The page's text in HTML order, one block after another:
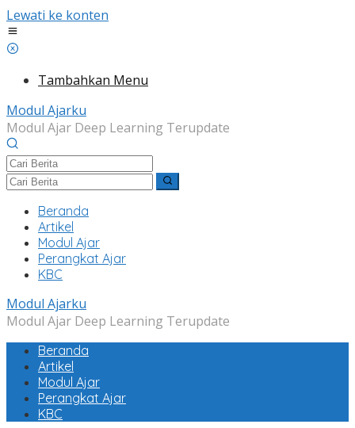
Lewati ke konten
Tambahkan Menu
Modul Ajarku
Modul Ajar Deep Learning Terupdate
Beranda
Artikel
Modul Ajar
Perangkat Ajar
KBC
Modul Ajarku
Modul Ajar Deep Learning Terupdate
Beranda
Artikel
Modul Ajar
Perangkat Ajar
KBC